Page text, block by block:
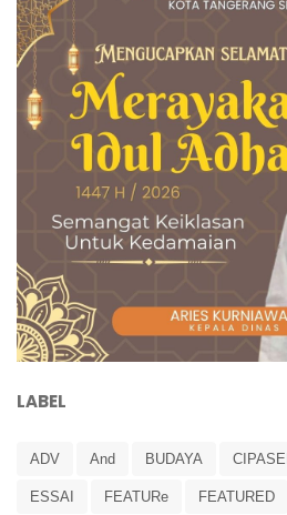
LABEL
ADV And BUDAYA
ESSAI FEATURe FEATURED